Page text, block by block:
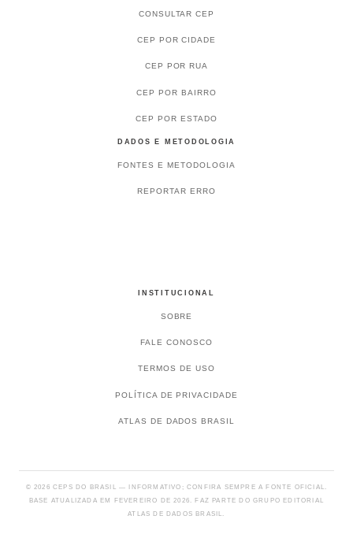
CONSULTAR CEP
CEP POR CIDADE
CEP POR RUA
CEP POR BAIRRO
CEP POR ESTADO
DADOS E METODOLOGIA
FONTES E METODOLOGIA
REPORTAR ERRO
INSTITUCIONAL
SOBRE
FALE CONOSCO
TERMOS DE USO
POLÍTICA DE PRIVACIDADE
ATLAS DE DADOS BRASIL
© 2026 CEPS DO BRASIL — INFORMATIVO; CONFIRA SEMPRE A FONTE OFICIAL.
BASE ATUALIZADA EM FEVEREIRO DE 2026. FAZ PARTE DO GRUPO EDITORIAL
ATLAS DE DADOS BRASIL.